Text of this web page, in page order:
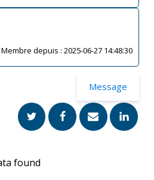
Membre depuis : 2025-06-27 14:48:30
Message
found